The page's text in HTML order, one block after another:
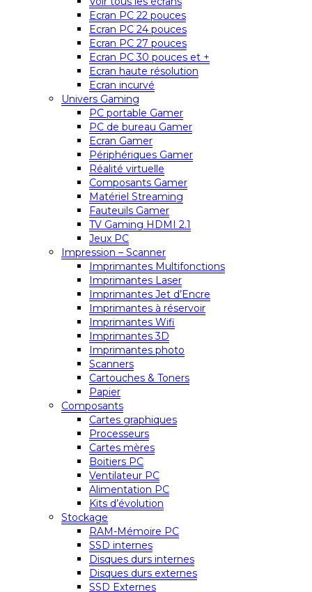
Ecran PC 22 pouces
Ecran PC 24 pouces
Ecran PC 27 pouces
Ecran PC 30 pouces et +
Ecran haute résolution
Ecran incurvé
Univers Gaming
PC portable Gamer
PC de bureau Gamer
Ecran Gamer
Périphériques Gamer
Réalité virtuelle
Composants Gamer
Matériel Streaming
Fauteuils Gamer
TV Gaming HDMI 2.1
Jeux PC
Impression – Scanner
Imprimantes Multifonctions
Imprimantes Laser
Imprimantes Jet d’Encre
Imprimantes à réservoir
Imprimantes Wifi
Imprimantes 3D
Imprimantes photo
Scanners
Cartouches & Toners
Papier
Composants
Cartes graphiques
Processeurs
Cartes mères
Boitiers PC
Ventilateur PC
Alimentation PC
Kits d’évolution
Stockage
RAM-Mémoire PC
SSD internes
Disques durs internes
Disques durs externes
SSD Externes